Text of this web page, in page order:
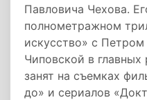
Павловича Чехова.
полнометражном
искусство» с
Чиповской в
занят на съемках
до» и сериалов